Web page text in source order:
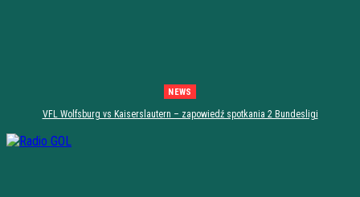
NEWS
VFL Wolfsburg vs Kaiserslautern – zapowiedź spotkania 2 Bundesligi